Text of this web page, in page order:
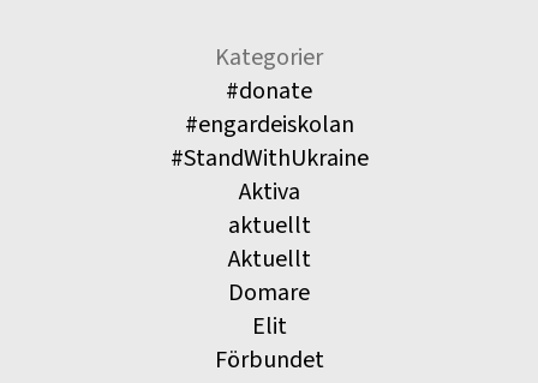
Kategorier
#donate
#engardeiskolan
#StandWithUkraine
Aktiva
aktuellt
Aktuellt
Domare
Elit
Förbundet